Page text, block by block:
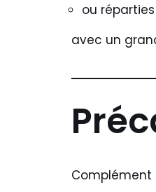
ou
avec un
Complément